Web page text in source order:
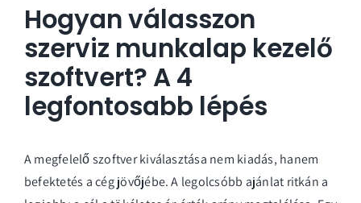
Hogyan válasszon
szerviz munkalap kezelő
szoftvert? A 4
legfontosabb lépés
A megfelelő szoftver kiválasztása nem kiadás, hanem
befektetés a cég jövőjébe. A legolcsóbb ajánlat ritkán a